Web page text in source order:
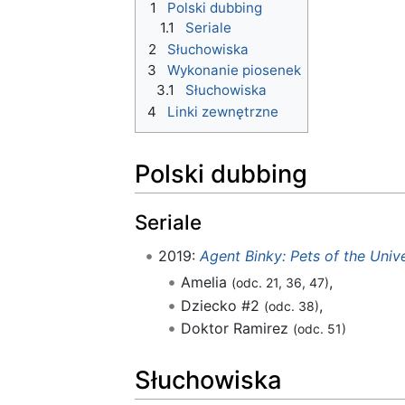
1
Polski dubbing
1.1
Seriale
2
Słuchowiska
3
Wykonanie piosenek
3.1
Słuchowiska
4
Linki zewnętrzne
Polski dubbing
Seriale
2019: Agent Binky: Pets of the
Amelia (odc. 21, 36, 47),
Dziecko #2 (odc. 38),
Doktor Ramirez (odc. 51)
Słuchowiska